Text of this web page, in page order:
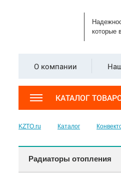
которые
О компании
КАТАЛОГ
KZTO.ru Каталог
Радиаторы отопления